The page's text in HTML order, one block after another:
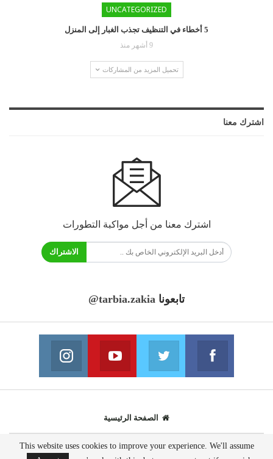
UNCATEGORIZED
5 أخطاء في التنظيف تجذب الغبار إلى المنزل
9 أشهر منذ
تحميل المزيد من المشاركات
اشترك معنا
اشترك معنا من أجل مواكبة التطورات
الاشتراك
تابعونا @tarbia.zakia
فايسبوك
انضم الينا انضم الينا
يوتيوب
انضم الينا
الصفحة الرئيسية
© 2020 - جميع الحقوق محفوظة.
This website uses cookies to improve your experience. We'll assume